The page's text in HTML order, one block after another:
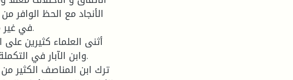
الأنجاد مع الحظ الوافر
في
وابن الآبار في